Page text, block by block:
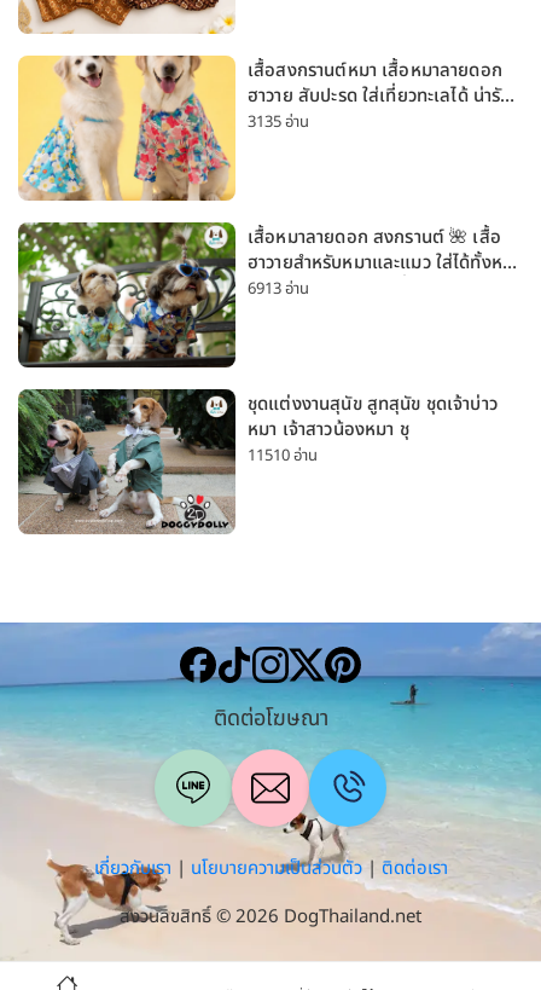
เสื้อสงกรานต์หมา เสื้อหมาลายดอก
ฮาวาย สับปะรด ใส่เที่ยวทะเลได้ น่ารัก
ใส่ได้ทั้งหมาเล็กและหมาใหญ่
3135 อ่าน
เสื้อหมาลายดอก สงกรานต์ 🌺 เสื้อ
ฮาวายสำหรับหมาและแมว ใส่ได้ทั้งหมา
เล็กและหมาใหญ่ ใส่เที่ยวทะเลน่ารัก
6913 อ่าน
ชุดแต่งงานสุนัข สูทสุนัข ชุดเจ้าบ่าว
หมา เจ้าสาวน้องหมา ชุ
11510 อ่าน
ติดต่อโฆษณา
เกี่ยวกับเรา | นโยบายความเป็นส่วนตัว| ติดต่อเรา
สงวนลิขสิทธิ์ © 2026 DogThailand.net